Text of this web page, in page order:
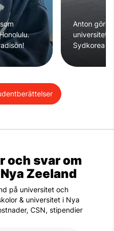
Anton gör
universitet i
Sydkorea
och svar om
Zeeland
på universitet och
& universitet i Nya
CSN, stipendier